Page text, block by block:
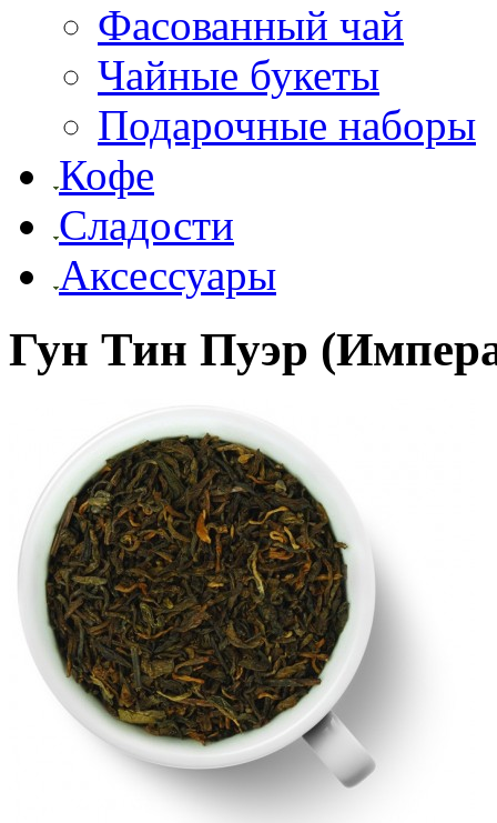
Фасованный чай
Чайные букеты
Подарочные наборы
Кофе
Сладости
Аксессуары
Гун Тин Пуэр